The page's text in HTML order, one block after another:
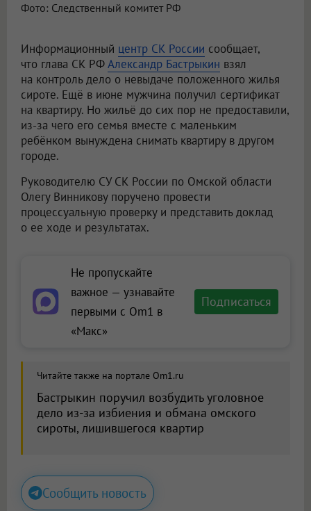
Фото: Следственный комитет РФ
Информационный центр СК России сообщает,
что глава СК РФАлександр Бастрыкин взял
на контроль дело о невыдаче положенного жилья
сироте. Ещё в июне мужчина получил сертификат
на квартиру. Но жильё до сих пор не предоставили,
из-за чего его семья вместе с маленьким
ребёнком вынуждена снимать квартиру в другом
городе.
Руководителю СУ СК России по Омской области
Олегу Винникову поручено провести
процессуальную проверку и представить доклад
о ее ходе и результатах.
Не пропускайте
важное — узнавайте
первыми с Om1 в
«Макс»
Подписаться
Читайте также на портале Om1.ru
Бастрыкин поручил возбудить уголовное
дело из-за избиения и обмана омского
сироты, лишившегося квартир
Сообщить новость